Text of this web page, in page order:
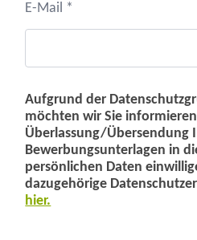
E-Mail *
Aufgrund der
möchten wir Sie
Überlassung/Übersendung
Bewerbungsunterlagen in
persönlichen Daten
dazugehörige
hier.